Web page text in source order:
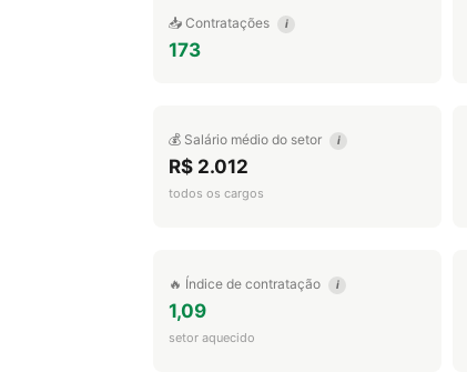
📥 Contratações i
173
💰 Salário médio do setor i
R$ 2.012
todos os cargos
🔥 Índice de contratação i
1,09
setor aquecido